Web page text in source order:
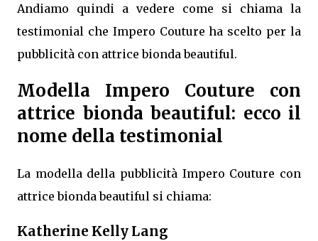
Andiamo quindi a vedere come si chiama la
testimonial che Impero Couture ha scelto per la
pubblicità con attrice bionda beautiful.
Modella Impero Couture con
attrice bionda beautiful: ecco il
nome della testimonial
La modella della pubblicità Impero Couture con
attrice bionda beautiful si chiama:
Katherine Kelly Lang